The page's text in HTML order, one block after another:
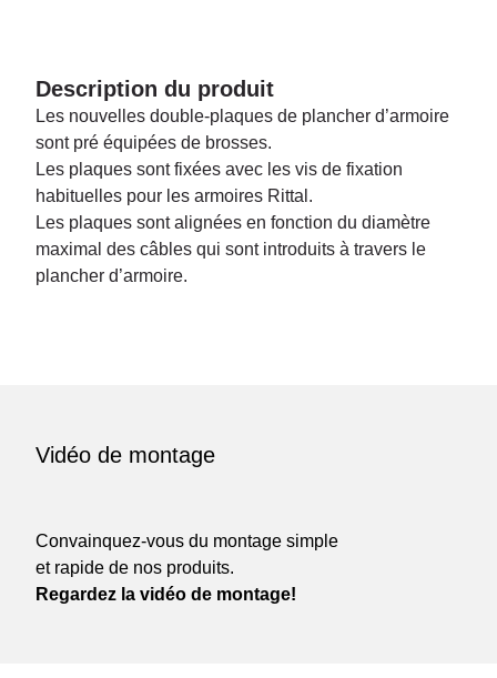
Description du produit
Les nouvelles double-plaques de plancher d’armoire
sont pré équipées de brosses.
Les plaques sont fixées avec les vis de fixation
habituelles pour les armoires Rittal.
Les plaques sont alignées en fonction du diamètre
maximal des câbles qui sont introduits à travers le
plancher d’armoire.
Vidéo de montage
Convainquez-vous du montage simple
et rapide de nos produits.
Regardez la vidéo de montage!